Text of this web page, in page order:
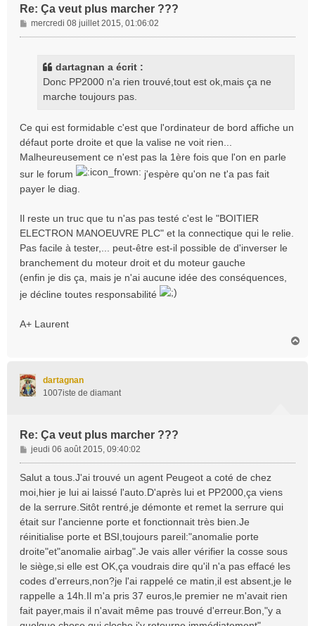
Re: Ça veut plus marcher ???
M
e
mercredi 08 juillet 2015, 01:06:02
dartagnan a écrit :
Donc PP2000 n'a rien trouvé,tout est ok,mais ça ne
marche toujours pas.
Ce qui est formidable c'est que l'ordinateur de bord affiche un
défaut porte droite et que la valise ne voit rien...
Malheureusement ce n'est pas la 1ère fois que l'on en parle
sur le forum
j'espère qu'on ne t'a pas fait
payer le diag.
Il reste un truc que tu n'as pas testé c'est le "BOITIER
ELECTRON MANOEUVRE PLC" et la connectique qui le relie.
Pas facile à tester,... peut-être est-il possible de d'inverser le
branchement du moteur droit et du moteur gauche
(enfin je dis ça, mais je n'ai aucune idée des conséquences,
je décline toutes responsabilité
A+ Laurent
dartagnan
1007iste de diamant
Re: Ça veut plus marcher ???
M
e
a
g
e
jeudi 06 août 2015, 09:40:02
Salut a tous.J'ai trouvé un agent Peugeot a coté de chez
moi,hier je lui ai laissé l'auto.D'après lui et PP2000,ça viens
de la serrure.Sitôt rentré,je démonte et remet la serrure qui
était sur l'ancienne porte et fonctionnait très bien.Je
réinitialise porte et BSI,toujours pareil:"anomalie porte
droite"et"anomalie airbag".Je vais aller vérifier la cosse sous
le siège,si elle est OK,ça voudrais dire qu'il n'a pas effacé les
codes d'erreurs,non?je l'ai rappelé ce matin,il est absent,je le
rappelle a 14h.Il m'a pris 37 euros,le premier ne m'avait rien
fait payer,mais il n'avait même pas trouvé d'erreur.Bon,"y a